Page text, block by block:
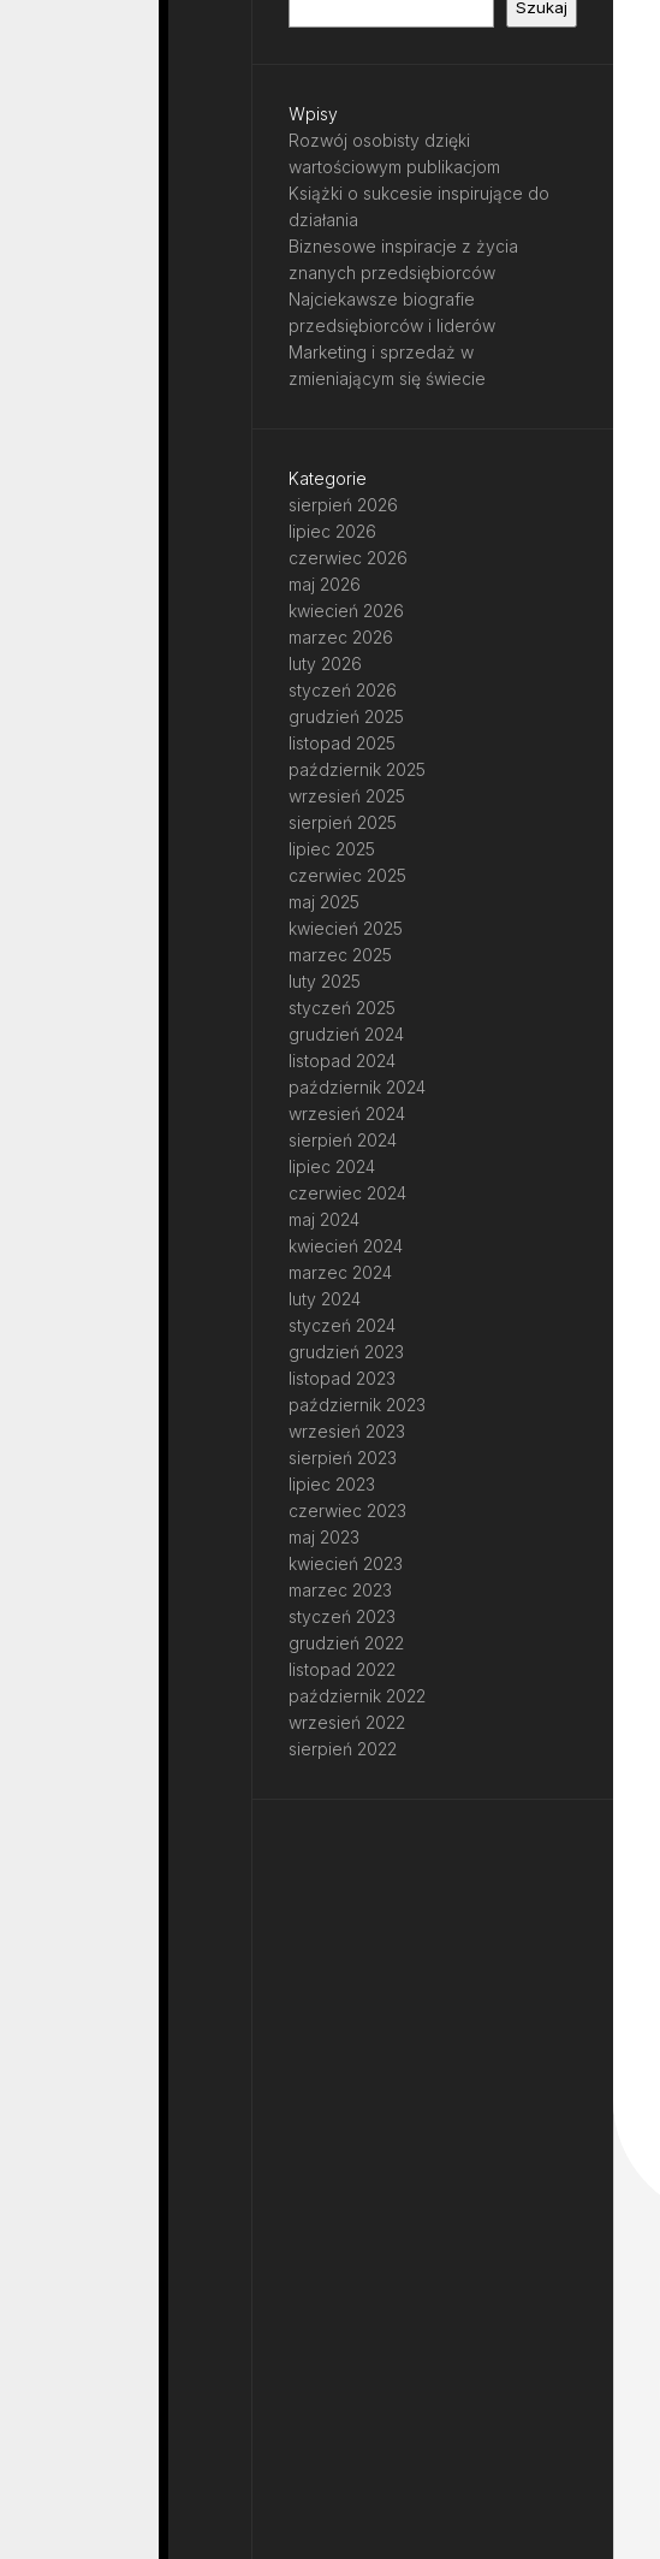
Szukaj
Wpisy
Rozwój osobisty dzięki
wartościowym publikacjom
Książki o sukcesie inspirujące do
działania
Biznesowe inspiracje z życia
znanych przedsiębiorców
Najciekawsze biografie
przedsiębiorców i liderów
Marketing i sprzedaż w
zmieniającym się świecie
Kategorie
sierpień 2026
lipiec 2026
czerwiec 2026
maj 2026
kwiecień 2026
marzec 2026
luty 2026
styczeń 2026
grudzień 2025
listopad 2025
październik 2025
wrzesień 2025
sierpień 2025
lipiec 2025
czerwiec 2025
maj 2025
kwiecień 2025
marzec 2025
luty 2025
styczeń 2025
grudzień 2024
listopad 2024
październik 2024
wrzesień 2024
sierpień 2024
lipiec 2024
czerwiec 2024
maj 2024
kwiecień 2024
marzec 2024
luty 2024
styczeń 2024
grudzień 2023
listopad 2023
październik 2023
wrzesień 2023
sierpień 2023
lipiec 2023
czerwiec 2023
maj 2023
kwiecień 2023
marzec 2023
styczeń 2023
grudzień 2022
listopad 2022
październik 2022
wrzesień 2022
sierpień 2022